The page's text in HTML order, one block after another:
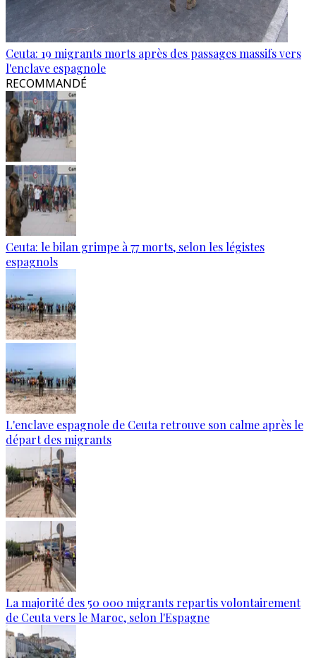
Ceuta: 19 migrants morts après des passages massifs vers
l'enclave espagnole
RECOMMANDÉ
Ceuta: le bilan grimpe à 77 morts, selon les légistes
espagnols
L'enclave espagnole de Ceuta retrouve son calme après le
départ des migrants
La majorité des 50 000 migrants repartis volontairement
de Ceuta vers le Maroc, selon l'Espagne